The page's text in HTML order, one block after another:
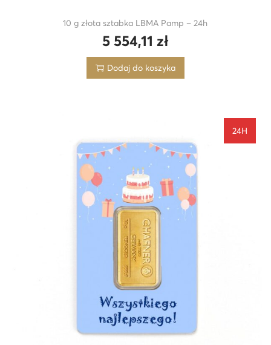
10 g złota sztabka LBMA Pamp – 24h
5 554,11 zł
Dodaj do koszyka
24H